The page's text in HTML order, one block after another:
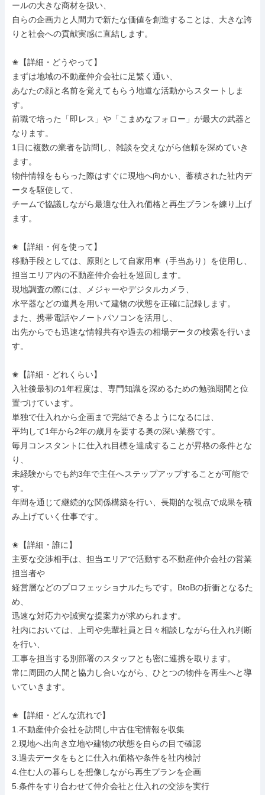
ールの大きな商材を扱い、
自らの企画力と人間力で新たな価値を創造することは、大きな誇
りと社会への貢献実感に直結します。
✬【詳細・どうやって】
まずは地域の不動産仲介会社に足繁く通い、
あなたの顔と名前を覚えてもらう地道な活動からスタートしま
す。
前職で培った「即レス」や「こまめなフォロー」が最大の武器と
なります。
1日に複数の業者を訪問し、雑談を交えながら信頼を深めていき
ます。
物件情報をもらった際はすぐに現地へ向かい、蓄積された社内デ
ータを駆使して、
チームで協議しながら最適な仕入れ価格と再生プランを練り上げ
ます。
✬【詳細・何を使って】
移動手段としては、原則として自家用車（手当あり）を使用し、
担当エリア内の不動産仲介会社を巡回します。
現地調査の際には、メジャーやデジタルカメラ、
水平器などの道具を用いて建物の状態を正確に記録します。
また、携帯電話やノートパソコンを活用し、
出先からでも迅速な情報共有や過去の相場データの検索を行いま
す。
✬【詳細・どれくらい】
入社後最初の1年程度は、専門知識を深めるための勉強期間と位
置づけています。
単独で仕入れから企画まで完結できるようになるには、
平均して1年から2年の歳月を要する奥の深い業務です。
毎月コンスタントに仕入れ目標を達成することが昇格の条件とな
り、
未経験からでも約3年で主任へステップアップすることが可能で
す。
年間を通じて継続的な関係構築を行い、長期的な視点で成果を積
み上げていく仕事です。
✬【詳細・誰に】
主要な交渉相手は、担当エリアで活動する不動産仲介会社の営業
担当者や
経営層などのプロフェッショナルたちです。BtoBの折衝となるた
め、
迅速な対応力や誠実な提案力が求められます。
社内においては、上司や先輩社員と日々相談しながら仕入れ判断
を行い、
工事を担当する別部署のスタッフとも密に連携を取ります。
常に周囲の人間と協力し合いながら、ひとつの物件を再生へと導
いていきます。
✬【詳細・どんな流れで】
1.不動産仲介会社を訪問し中古住宅情報を収集
2.現地へ出向き立地や建物の状態を自らの目で確認
3.過去データをもとに仕入れ価格や条件を社内検討
4.住む人の暮らしを想像しながら再生プランを企画
5.条件をすり合わせて仲介会社と仕入れの交渉を実行